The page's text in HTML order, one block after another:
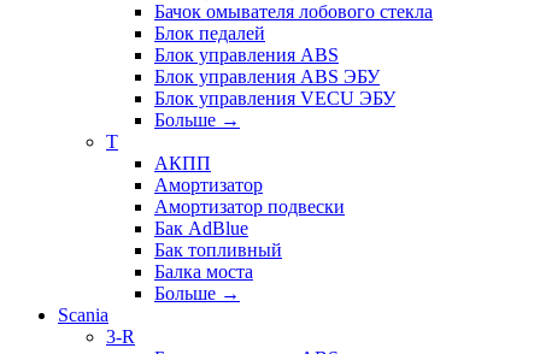
Бачок омывателя лобового стекла
Блок педалей
Блок управления ABS
Блок управления ABS ЭБУ
Блок управления VECU ЭБУ
Больше →
T
АКПП
Амортизатор
Амортизатор подвески
Бак AdBlue
Бак топливный
Балка моста
Больше →
Scania
3-R